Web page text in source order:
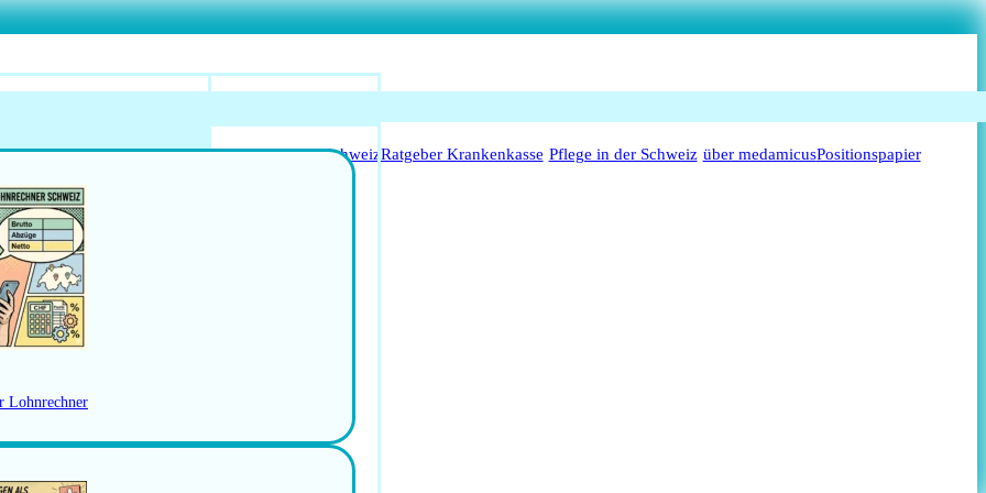
Anerkennung für ÄrzteLeitfaden Start in der SchweizRatgeber Krankenkasse Pflege in der Schweiz über medamicusPositionspapier
Arbeitsbedingungen
Jobs in der Ostschweiz
Lohnrechner